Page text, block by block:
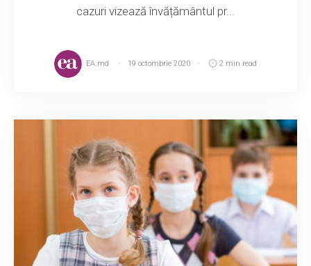
cazuri vizează învățământul pr...
EA.md 19 octombrie 2020 2 min read